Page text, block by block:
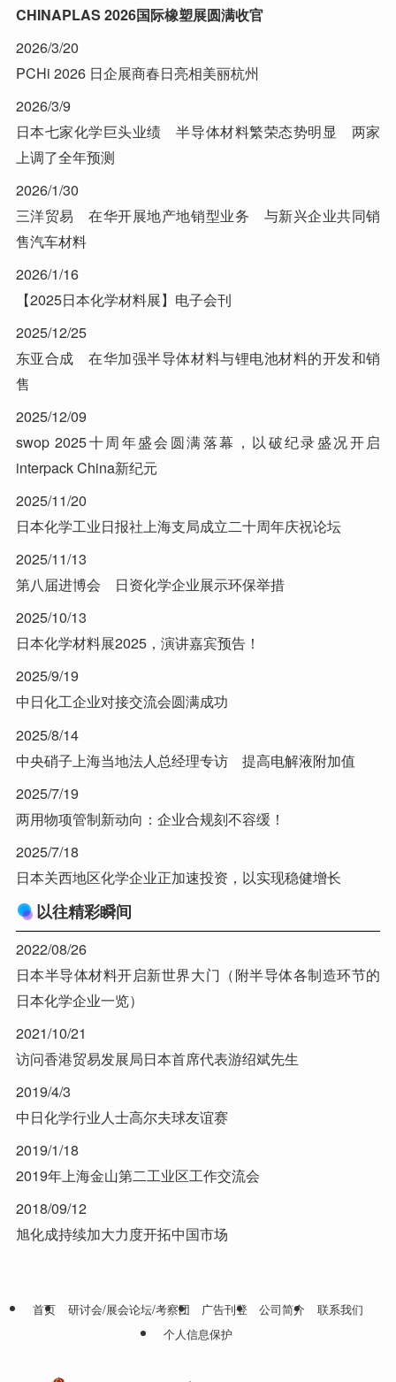
CHINAPLAS 2026国际橡塑展圆满收官
2026/3/20
PCHi 2026 日企展商春日亮相美丽杭州
2026/3/9
日本七家化学巨头业绩 半导体材料繁荣态势明显 两家
上调了全年预测
2026/1/30
三洋贸易 在华开展地产地销型业务 与新兴企业共同销
售汽车材料
2026/1/16
【2025日本化学材料展】电子会刊
2025/12/25
东亚合成 在华加强半导体材料与锂电池材料的开发和销
售
2025/12/09
swop 2025十周年盛会圆满落幕，以破纪录盛况开启
interpack China新纪元
2025/11/20
日本化学工业日报社上海支局成立二十周年庆祝论坛
2025/11/13
第八届进博会 日资化学企业展示环保举措
2025/10/13
日本化学材料展2025，演讲嘉宾预告！
2025/9/19
中日化工企业对接交流会圆满成功
2025/8/14
中央硝子上海当地法人总经理专访 提高电解液附加值
2025/7/19
两用物项管制新动向：企业合规刻不容缓！
2025/7/18
日本关西地区化学企业正加速投资，以实现稳健增长
以往精彩瞬间
2022/08/26
日本半导体材料开启新世界大门（附半导体各制造环节的
日本化学企业一览）
2021/10/21
访问香港贸易发展局日本首席代表游绍斌先生
2019/4/3
中日化学行业人士高尔夫球友谊赛
2019/1/18
2019年上海金山第二工业区工作交流会
2018/09/12
旭化成持续加大力度开拓中国市场
首页 研讨会/展会论坛/考察团 广告刊登 公司简介
联系我们
个人信息保护